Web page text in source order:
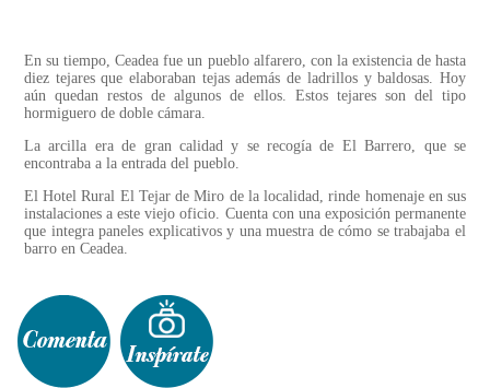
En su tiempo, Ceadea fue un pueblo alfarero, con la existencia de hasta
diez tejares que elaboraban tejas además de ladrillos y baldosas. Hoy
aún quedan restos de algunos de ellos. Estos tejares son del tipo
hormiguero de doble cámara.
La arcilla era de gran calidad y se recogía de El Barrero, que se
encontraba a la entrada del pueblo.
El Hotel Rural El Tejar de Miro de la localidad, rinde homenaje en sus
instalaciones a este viejo oficio. Cuenta con una exposición permanente
que integra paneles explicativos y una muestra de cómo se trabajaba el
barro en Ceadea.